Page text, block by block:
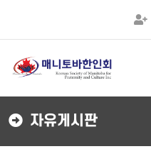
자유게시판